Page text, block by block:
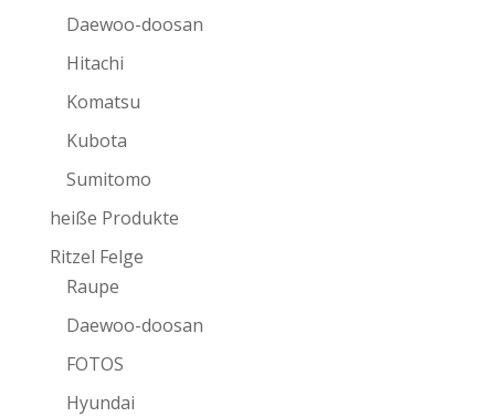
Daewoo-doosan
Hitachi
Komatsu
Kubota
Sumitomo
heiße Produkte
Ritzel Felge
Raupe
Daewoo-doosan
FOTOS
Hyundai